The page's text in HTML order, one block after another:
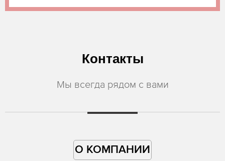
Контакты
Мы всегда рядом с вами
О КОМПАНИИ